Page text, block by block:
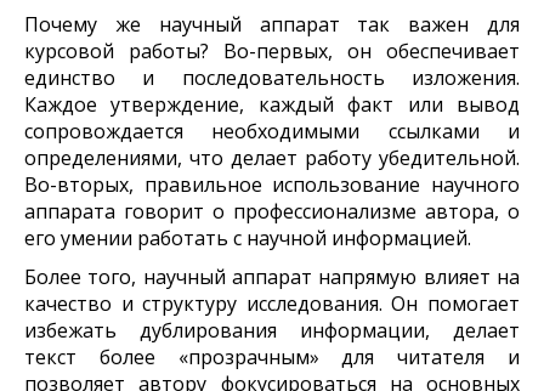
Почему же научный аппарат так важен для
курсовой работы? Во-первых, он обеспечивает
единство и последовательность изложения.
Каждое утверждение, каждый факт или вывод
сопровождается необходимыми ссылками и
определениями, что делает работу убедительной.
Во-вторых, правильное использование научного
аппарата говорит о профессионализме автора, о
его умении работать с научной информацией.
Более того, научный аппарат напрямую влияет на
качество и структуру исследования. Он помогает
избежать дублирования информации, делает
текст более «прозрачным» для читателя и
позволяет автору фокусироваться на основных